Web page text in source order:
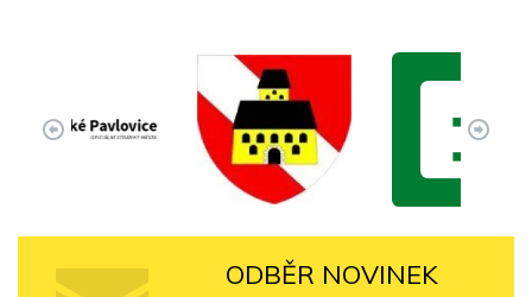
ODBĚR NOVINEK